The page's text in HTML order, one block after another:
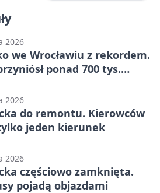
2026
we Wrocławiu z rekordem.
ponad 700 tys.
2026
do remontu. Kierowców
jeden kierunek
2026
częściowo zamknięta.
pojadą objazdami